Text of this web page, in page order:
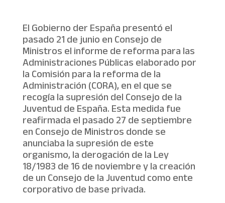
El Gobierno der España presentó el
pasado 21 de junio en Consejo de
Ministros el informe de reforma para las
Administraciones Públicas elaborado por
la Comisión para la reforma de la
Administración (CORA), en el que se
recogía la supresión del Consejo de la
Juventud de España. Esta medida fue
reafirmada el pasado 27 de septiembre
en Consejo de Ministros donde se
anunciaba la supresión de este
organismo, la derogación de la Ley
18/1983 de 16 de noviembre y la creación
de un Consejo de la Juventud como ente
corporativo de base privada.